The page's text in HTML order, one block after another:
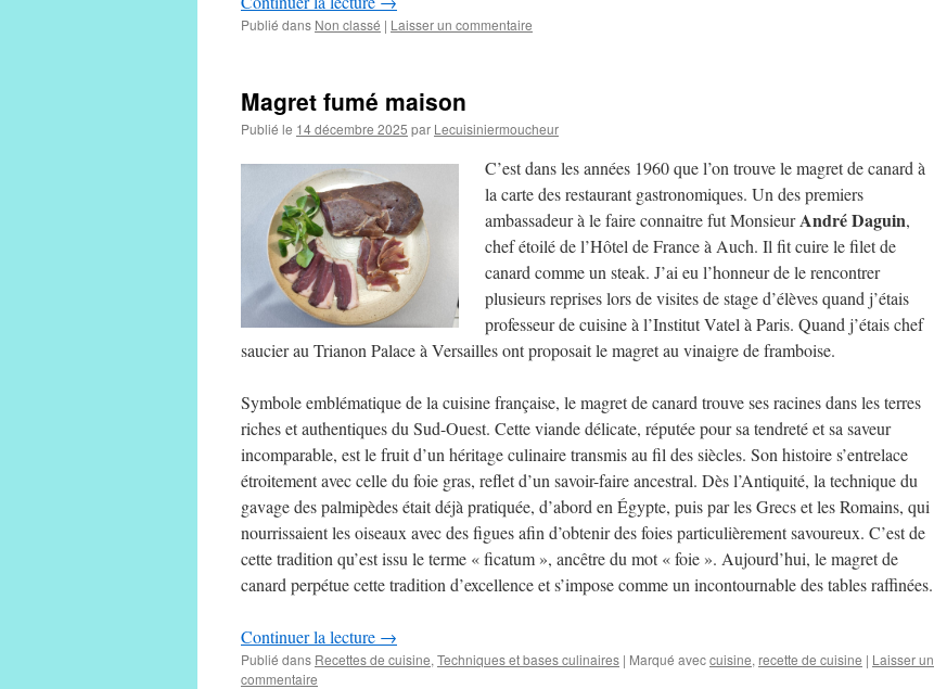
Publié dans Non classé | Laisser un commentaire
Magret fumé maison
Publié le 14 décembre 2025 par Lecuisiniermoucheur
C’est dans les années 1960 que l’on trouve le magret de canard à
la carte des restaurant gastronomiques. Un des premiers
ambassadeur à le faire connaitre fut MonsieurAndré Daguin,
chef étoilé de l’Hôtel de France à Auch. Il fit cuire le filet de
canard comme un steak. J’ai eu l’honneur de le rencontrer
plusieurs reprises lors de visites de stage d’élèves quand j’étais
professeur de cuisine à l’Institut Vatel à Paris. Quand j’étais chef
saucier au Trianon Palace à Versailles ont proposait le magret au vinaigre de framboise.
Symbole emblématique de la cuisine française, le magret de canard trouve ses racines dans les terres
riches et authentiques du Sud-Ouest. Cette viande délicate, réputée pour sa tendreté et sa saveur
incomparable, est le fruit d’un héritage culinaire transmis au fil des siècles. Son histoire s’entrelace
étroitement avec celle du foie gras, reflet d’un savoir-faire ancestral. Dès l’Antiquité, la technique du
gavage des palmipèdes était déjà pratiquée, d’abord en Égypte, puis par les Grecs et les Romains, qui
nourrissaient les oiseaux avec des figues afin d’obtenir des foies particulièrement savoureux. C’est de
cette tradition qu’est issu le terme « ficatum », ancêtre du mot « foie ». Aujourd’hui, le magret de
canard perpétue cette tradition d’excellence et s’impose comme un incontournable des tables raffinées.
Continuer la lecture →
Publié dans Recettes de cuisine, Techniques et bases culinaires | Marqué aveccuisine, recette de cuisine | Laisser un
commentaire